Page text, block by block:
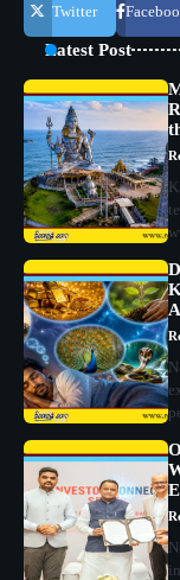
Twitter
Latest Post